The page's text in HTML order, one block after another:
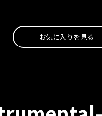
お気に入りを見る